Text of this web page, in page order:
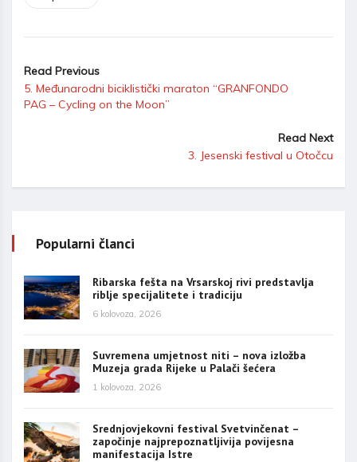
Read Previous
5. Međunarodni biciklistički maraton “GRANFONDO
PAG – Cycling on the Moon”
Read Next
3. Jesenski festival u Otočcu
Popularni članci
Ribarska fešta na Vrsarskoj rivi predstavlja
riblje specijalitete i tradiciju
6 kolovoza, 2026
Suvremena umjetnost niti – nova izložba
Muzeja grada Rijeke u Palači šećera
1 kolovoza, 2026
Srednjovjekovni festival Svetvinčenat –
započinje najprepoznatljivija povijesna
manifestacija Istre